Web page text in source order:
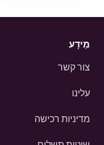
מֵידָע
צור קשר
עלינו
מדיניות רכישה